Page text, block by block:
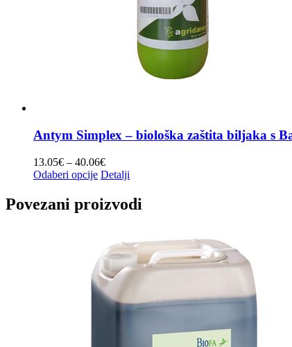
Antym Simplex – biološka zaštita biljaka s
13.05€ – 40.06€Raspon
cijena:
13.05€
do
Odaberi opcije Ovaj
ima
više
se
mogu
odabrati
na
stranici
proizvoda
Detalji
Povezani proizvodi